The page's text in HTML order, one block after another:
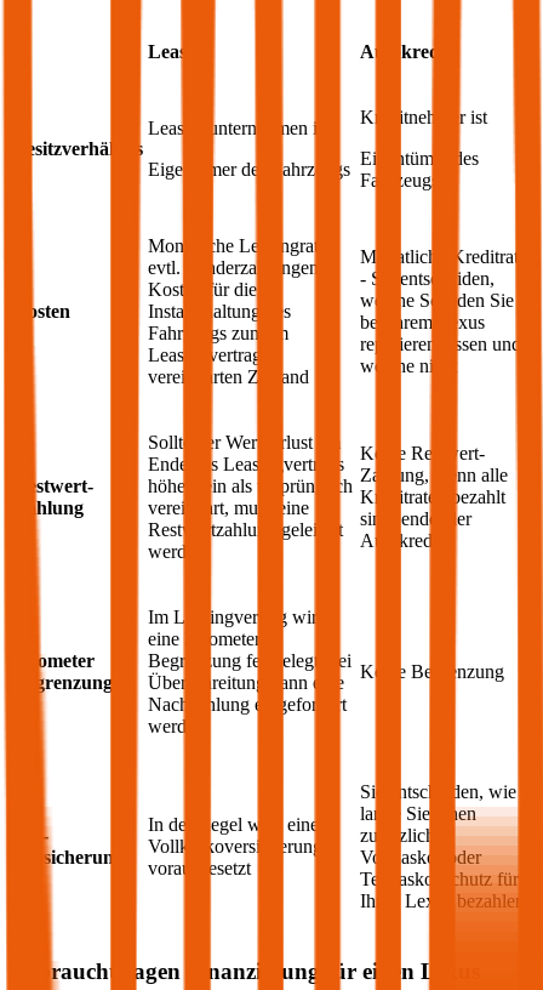
Leasing Autokredit
Besitzverhältnis
Leasingunternehmen ist
Eigentümer des Fahrzeugs
Kreditnehmer ist
Eigentümer des
Fahrzeugs
Kosten
Monatliche Leasingrate,
evtl. Sonderzahlungen;
Kosten für die
Instandhaltung des
Fahrzeugs zum im
Leasingvertrag
vereinbarten Zustand
Monatliche Kreditrate
- Sie entscheiden,
welche Schäden Sie
bei Ihrem
Lexus
reparieren lassen und
welche nicht
Restwert-
Zahlung
Sollte der Wertverlust am
Ende des Leasingvertrags
höher sein als ursprünglich
vereinbart, muss eine
Restwertzahlung geleistet
werden
Keine Restwert-
Zahlung, wenn alle
Kreditraten bezahlt
sind, endet der
Autokredit
Kilometer
Begrenzung
Im Leasingvertrag wird
eine Kilometer
Begrenzung festgelegt, bei
Überschreitung kann eine
Nachzahlung eingefordert
werden
Keine Begrenzung
Kfz-
Versicherung
In der Regel wird eine
Vollkaskoversicherung
vorausgesetzt
Sie entscheiden, wie
lange Sie einen
zusätzlichen
Vollkasko- oder
Teilkasko-Schutz für
Ihren Lexus bezahlen
Gebrauchtwagen Finanzierung für einen Lexus